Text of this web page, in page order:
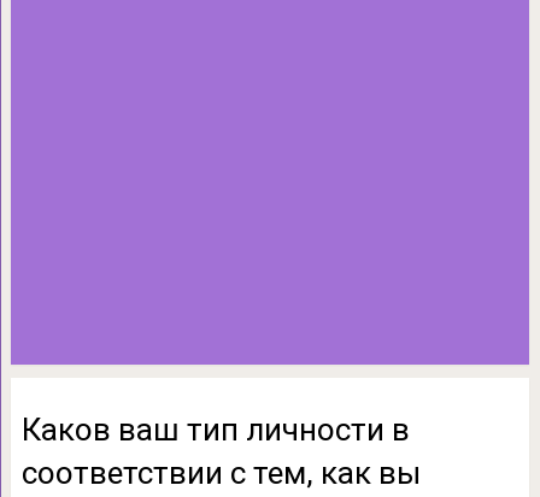
Каков ваш тип личности в
соответствии с тем, как вы